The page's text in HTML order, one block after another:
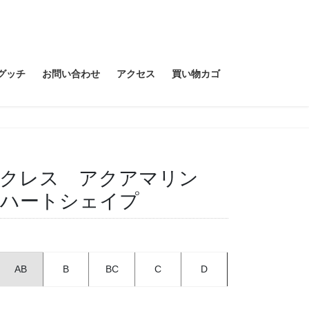
ッチ お問い合わせ アクセス 買い物カゴ
レス アクアマリン
ートシェイプ
AB B BC C D